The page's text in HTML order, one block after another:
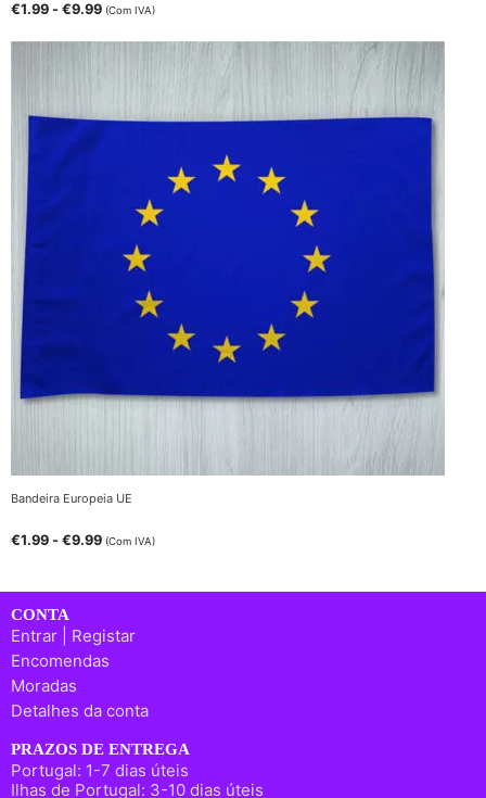
€1.99 - €9.99 (Com IVA)
Bandeira Europeia UE
€1.99 - €9.99 (Com IVA)
CONTA
Entrar | Registar
Encomendas
Moradas
Detalhes da conta
PRAZOS DE ENTREGA
Portugal: 1-7 dias úteis
Ilhas de Portugal: 3-10 dias úteis